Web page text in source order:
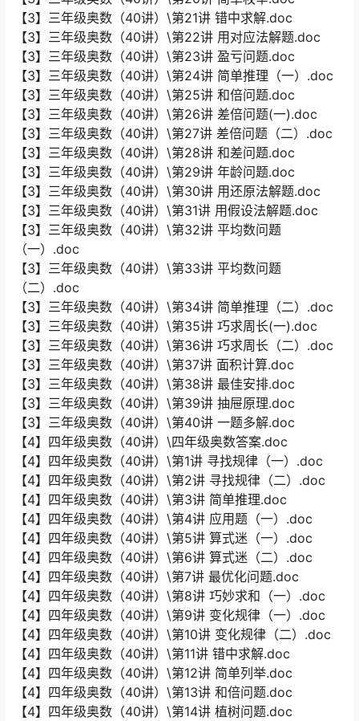
【3】三年级奥数（40讲）\第21讲 错中求解.doc
【3】三年级奥数（40讲）\第22讲 用对应法解题.doc
【3】三年级奥数（40讲）\第23讲 盈亏问题.doc
【3】三年级奥数（40讲）\第24讲 简单推理（一）.doc
【3】三年级奥数（40讲）\第25讲 和倍问题.doc
【3】三年级奥数（40讲）\第26讲 差倍问题(一).doc
【3】三年级奥数（40讲）\第27讲 差倍问题（二）.doc
【3】三年级奥数（40讲）\第28讲 和差问题.doc
【3】三年级奥数（40讲）\第29讲 年龄问题.doc
【3】三年级奥数（40讲）\第30讲 用还原法解题.doc
【3】三年级奥数（40讲）\第31讲 用假设法解题.doc
【3】三年级奥数（40讲）\第32讲 平均数问题
（一）.doc
【3】三年级奥数（40讲）\第33讲 平均数问题
（二）.doc
【3】三年级奥数（40讲）\第34讲 简单推理（二）.doc
【3】三年级奥数（40讲）\第35讲 巧求周长(一).doc
【3】三年级奥数（40讲）\第36讲 巧求周长（二）.doc
【3】三年级奥数（40讲）\第37讲 面积计算.doc
【3】三年级奥数（40讲）\第38讲 最佳安排.doc
【3】三年级奥数（40讲）\第39讲 抽屉原理.doc
【3】三年级奥数（40讲）\第40讲 一题多解.doc
【4】四年级奥数（40讲）\四年级奥数答案.doc
【4】四年级奥数（40讲）\第1讲 寻找规律（一）.doc
【4】四年级奥数（40讲）\第2讲 寻找规律（二）.doc
【4】四年级奥数（40讲）\第3讲 简单推理.doc
【4】四年级奥数（40讲）\第4讲 应用题（一）.doc
【4】四年级奥数（40讲）\第5讲 算式迷（一）.doc
【4】四年级奥数（40讲）\第6讲 算式迷（二）.doc
【4】四年级奥数（40讲）\第7讲 最优化问题.doc
【4】四年级奥数（40讲）\第8讲 巧妙求和（一）.doc
【4】四年级奥数（40讲）\第9讲 变化规律（一）.doc
【4】四年级奥数（40讲）\第10讲 变化规律（二）.doc
【4】四年级奥数（40讲）\第11讲 错中求解.doc
【4】四年级奥数（40讲）\第12讲 简单列举.doc
【4】四年级奥数（40讲）\第13讲 和倍问题.doc
【4】四年级奥数（40讲）\第14讲 植树问题.doc